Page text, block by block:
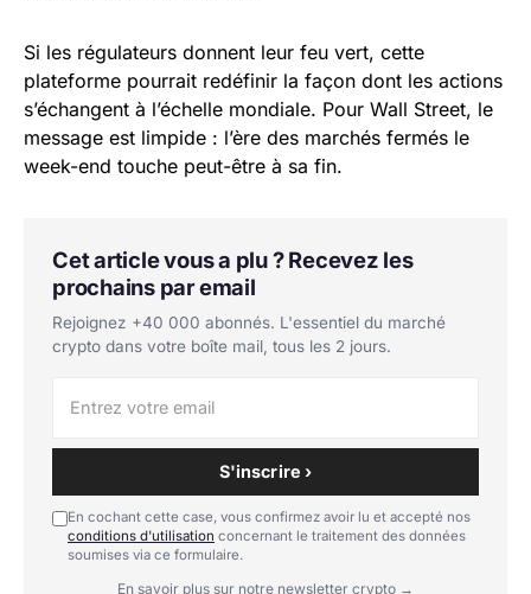
Si les régulateurs donnent leur feu vert, cette
plateforme pourrait redéfinir la façon dont les actions
s’échangent à l’échelle mondiale. Pour Wall Street, le
message est limpide : l’ère des marchés fermés le
week-end touche peut-être à sa fin.
Cet article vous a plu ? Recevez les
prochains par email
Rejoignez +40 000 abonnés. L'essentiel du marché
crypto dans votre boîte mail, tous les 2 jours.
S'inscrire ›
En cochant cette case, vous confirmez avoir lu et accepté nos
conditions d'utilisation concernant le traitement des données
soumises via ce formulaire.
En savoir plus sur notre newsletter crypto →